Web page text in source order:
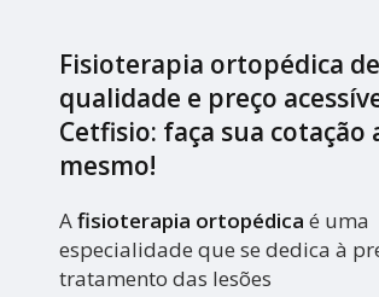
Fisioterapia ortopédica de
qualidade e preço
Cetfisio: faça sua cotação
mesmo!
Afisioterapia ortopédica é uma
especialidade que se dedica à
tratamento das lesões